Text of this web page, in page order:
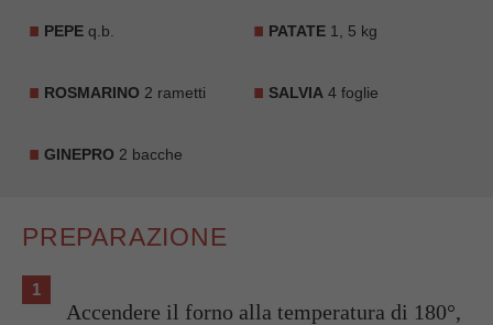
PEPE q.b. PATATE 1, 5 kg
ROSMARINO 2 rametti SALVIA 4 foglie
GINEPRO 2 bacche
PREPARAZIONE
Accendere il forno alla temperatura di 180°,